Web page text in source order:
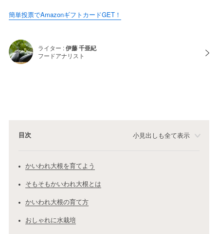
簡単投票でAmazonギフトカードGET！
ライター :伊藤 千亜紀
フードアナリスト
目次 小見出しも全て表示
かいわれ大根を育てよう
そもそもかいわれ大根とは
かいわれ大根の育て方
おしゃれに水栽培